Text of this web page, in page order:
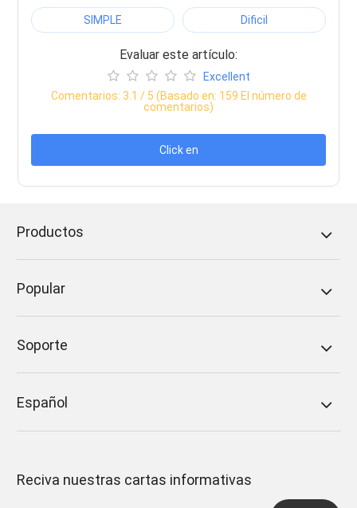
SIMPLE Dificil
Evaluar este artículo:
Excellent
Comentarios: 3.1 / 5 (Basado en: 159 El número de
comentarios)
Click en
Productos
Popular
Soporte
Español
Reciva nuestras cartas informativas